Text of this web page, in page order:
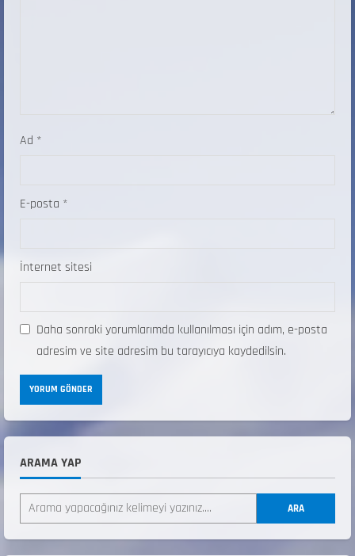
Ad *
E-posta *
İnternet sitesi
Daha sonraki yorumlarımda kullanılması için adım, e-posta
adresim ve site adresim bu tarayıcıya kaydedilsin.
ARAMA YAP
ARA
2
ŞAMPİYONASI
22 Temmuz 2026